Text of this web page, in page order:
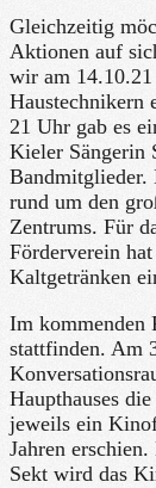
Gleichzeitig
Aktionen auf
wir am
Haustechnikern
21 Uhr gab es
Kieler Sängerin
Bandmitglieder.
rund um den
Zentrums. Für
Förderverein
Kaltgetränken
Im kommenden
stattfinden. Am
Haupthauses
jeweils ein
Jahren
Sekt wird das